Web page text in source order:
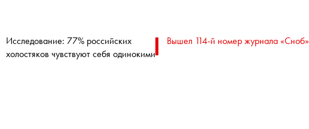
Исследование: 77% российских
холостяков чувствуют себя одинокими
Вышел 114-й номер журнала «Сноб»